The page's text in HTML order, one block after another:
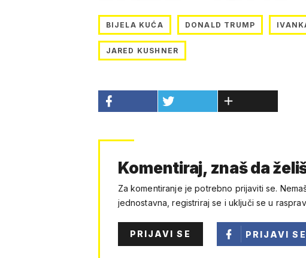
BIJELA KUĆA DONALD TRUMP
JARED KUSHNER
Komentiraj, znaš da
Za komentiranje je potrebno prijaviti se.
jednostavna, registriraj se i uključi se u
PRIJAVI SE PRIJAVI SE